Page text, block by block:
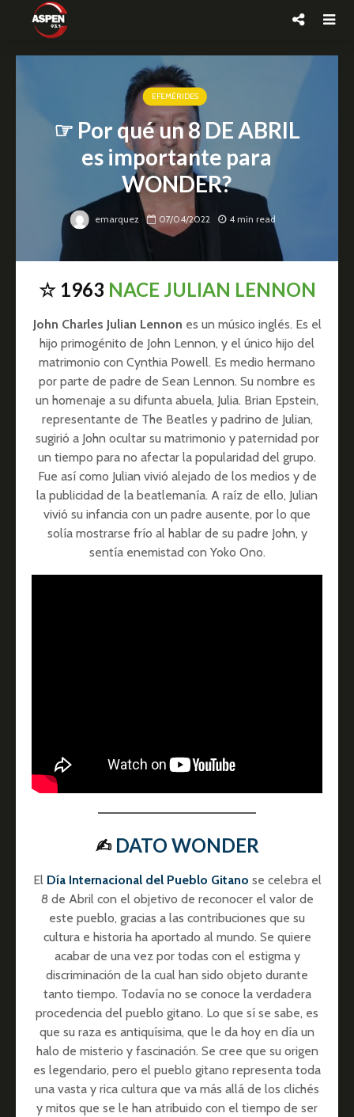
EFEMÉRIDES
☞ Por qué un 8 DE ABRIL
es importante para
WONDER?
emarquez 07/04/2022 4 min read
☆ 1963 NACE JULIAN LENNON
John Charles Julian Lennon es un músico inglés. Es el
hijo primogénito de John Lennon, y el único hijo del
matrimonio con Cynthia Powell. Es medio hermano
por parte de padre de Sean Lennon. Su nombre es
un homenaje a su difunta abuela, Julia. Brian Epstein,
representante de The Beatles y padrino de Julian,
sugirió a John ocultar su matrimonio y paternidad por
un tiempo para no afectar la popularidad del grupo.
Fue así como Julian vivió alejado de los medios y de
la publicidad de la beatlemanía. A raíz de ello, Julian
vivió su infancia con un padre ausente, por lo que
solía mostrarse frío al hablar de su padre John, y
sentía enemistad con Yoko Ono.
✍︎ DATO WONDER
El Día Internacional del Pueblo Gitano se celebra el
8 de Abril con el objetivo de reconocer el valor de
este pueblo, gracias a las contribuciones que su
cultura e historia ha aportado al mundo. Se quiere
acabar de una vez por todas con el estigma y
discriminación de la cual han sido objeto durante
tanto tiempo. Todavía no se conoce la verdadera
procedencia del pueblo gitano. Lo que sí se sabe, es
que su raza es antiquísima, que le da hoy en día un
halo de misterio y fascinación. Se cree que su origen
es legendario, pero el pueblo gitano representa toda
una vasta y rica cultura que va más allá de los clichés
y mitos que se le han atribuido con el tiempo de ser